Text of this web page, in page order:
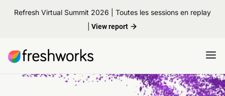
Refresh Virtual Summit 2026 | Toutes les sessions en replay
View report